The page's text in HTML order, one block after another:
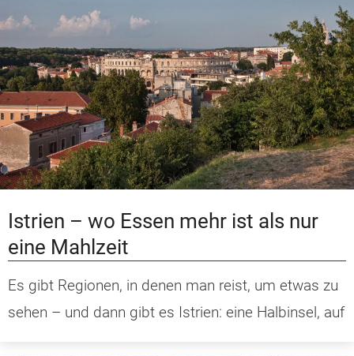
Istrien – wo Essen mehr ist als nur
eine Mahlzeit
Es gibt Regionen, in denen man reist, um etwas zu
sehen – und dann gibt es Istrien: eine Halbinsel, auf